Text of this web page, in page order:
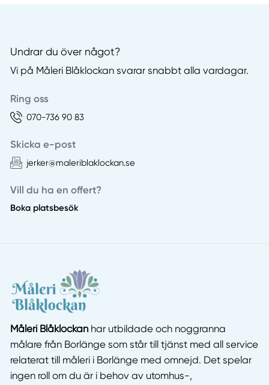
Undrar du över något?
Vi på Måleri Blåklockan svarar snabbt alla vardagar.
Ring oss
070-736 90 83
Skicka e-post
jerker@maleriblaklockan.se
Vill du ha en offert?
Boka platsbesök
Måleri Blåklockanhar utbildade och noggranna
målare från Borlänge som står till tjänst med all service
relaterat till måleri i Borlänge med omnejd. Det spelar
ingen roll om du är i behov av utomhus-,